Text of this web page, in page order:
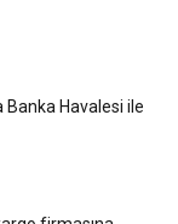
Banka Havalesi ile